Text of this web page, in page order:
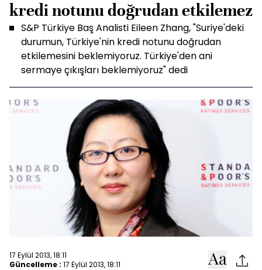
kredi notunu doğrudan etkilemez
S&P Türkiye Baş Analisti Eileen Zhang, "Suriye'deki
durumun, Türkiye'nin kredi notunu doğrudan
etkilemesini beklemiyoruz. Türkiye'den ani
sermaye çıkışları beklemiyoruz" dedi
17 Eylül 2013, 18:11
Güncelleme : 17 Eylül 2013, 18:11